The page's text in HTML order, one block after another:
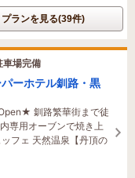
プランを見る(39件)
場完備
ーホテル釧路・黒
釧路繁華街まで徒
専用オーブンで焼き上
フェ 天然温泉【丹頂の